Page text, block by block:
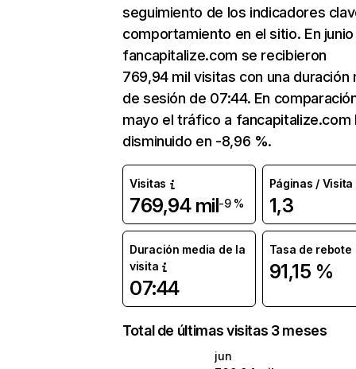
seguimiento de los indicadores
comportamiento en el sitio. En junio
fancapitalize.com se recibieron
769,94 mil visitas con una duración
de sesión de 07:44. En
mayo el tráfico a fancapitalize.com
disminuido en -8,96 %.
Visitas
769,94 mil-9 %
Páginas / Visita
1,3
Duración media de la
visita
07:44
Tasa de rebote
91,15 %
Total de últimas visitas 3 meses
jun